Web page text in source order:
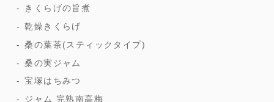
きくらげの旨煮
乾燥きくらげ
桑の葉茶(スティックタイプ)
桑の実ジャム
宝塚はちみつ
ジャム 完熟南高梅